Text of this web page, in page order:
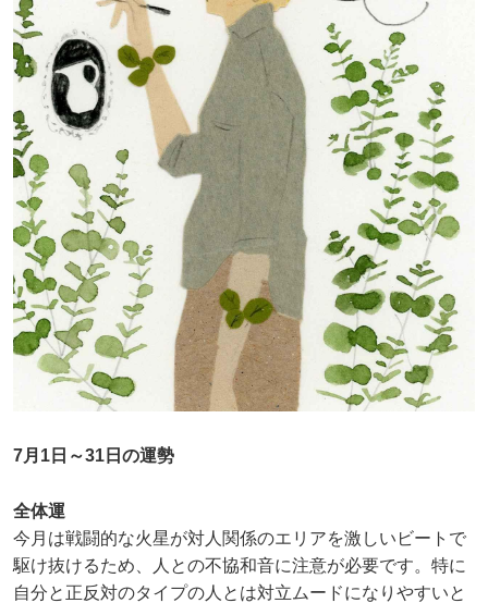
7月1日～31日の運勢
全体運
今月は戦闘的な火星が対人関係のエリアを激しいビートで
駆け抜けるため、人との不協和音に注意が必要です。特に
自分と正反対のタイプの人とは対立ムードになりやすいと